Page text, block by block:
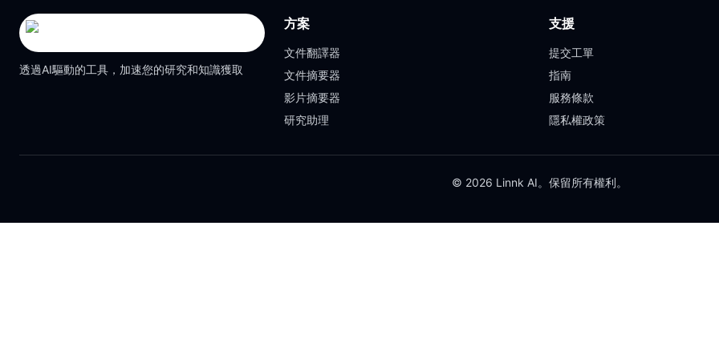
透過AI驅動的工具，加速您的研究和知識獲取
方案
文件翻譯器
文件摘要器
影片摘要器
研究助理
支援
提交工單
指南
服務條款
隱私權政策
© 2026 Linnk AI。保留所有權利。